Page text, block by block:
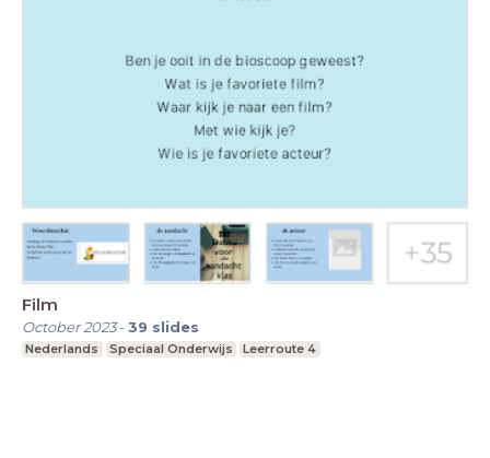
Film
October 2023-39 slides
Nederlands Speciaal Onderwijs Leerroute 4